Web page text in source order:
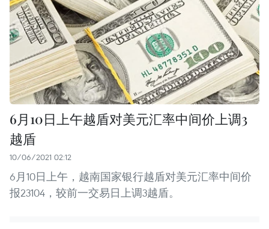
6月10日上午越盾对美元汇率中间价上调3
越盾
10/06/2021 02:12
6月10日上午，越南国家银行越盾对美元汇率中间价
报23104，较前一交易日上调3越盾。